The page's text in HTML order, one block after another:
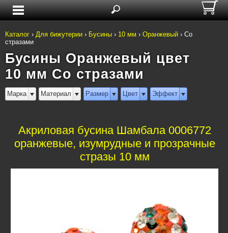
Каталог › Для бижутерии › Бусины › 10 мм › Оранжевый › Со
стразами
Бусины Оранжевый цвет
10 мм Со стразами
Марка Материал Размер Цвет Эффект
Акриловая бусина Шамбала 0006772
оранжевые, изумрудные и прозрачные
стразы 10 мм